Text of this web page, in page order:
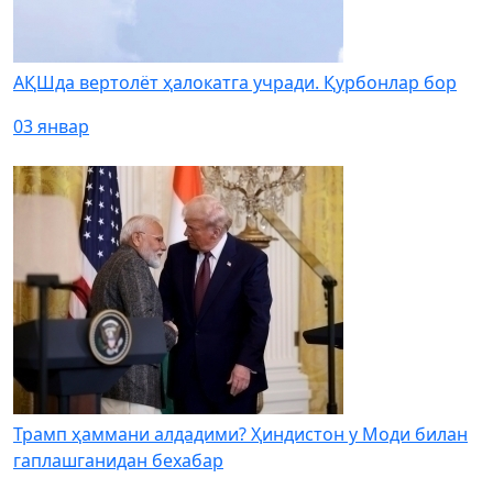
АҚШда вертолёт ҳалокатга учради. Қурбонлар бор
03 январ
Трамп ҳаммани алдадими? Ҳиндистон у Моди билан
гаплашганидан бехабар